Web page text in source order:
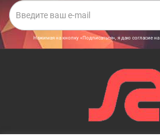
Нажимая на кнопку «Подписаться», я даю cогласие на